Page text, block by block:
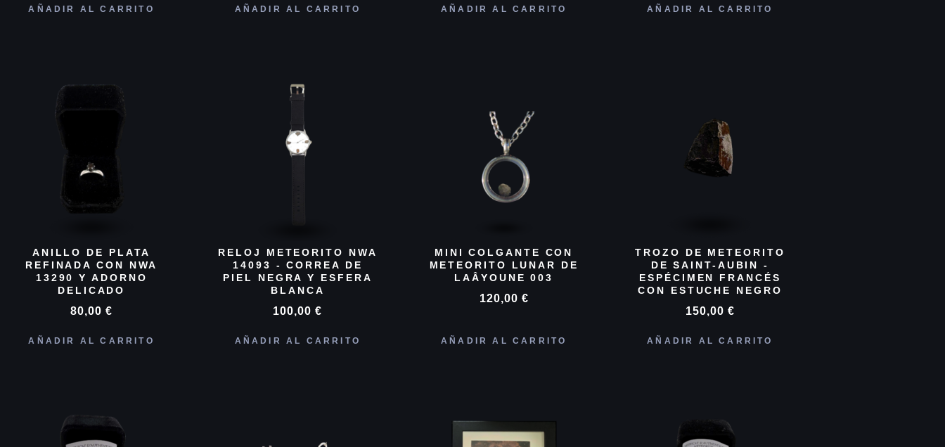
AÑADIR AL CARRITO AÑADIR AL CARRITO AÑADIR AL CARRITO AÑADIR AL CARRITO
ANILLO DE PLATA
REFINADA CON NWA
13290 Y ADORNO
DELICADO
80,00€
AÑADIR AL CARRITO
RELOJ METEORITO NWA
14093 - CORREA DE
PIEL NEGRA Y ESFERA
BLANCA
100,00€
AÑADIR AL CARRITO
MINI COLGANTE CON
METEORITO LUNAR DE
LAÂYOUNE 003
120,00 €
AÑADIR AL CARRITO
TROZO DE METEORITO
DE SAINT-AUBIN -
ESPÉCIMEN FRANCÉS
CON ESTUCHE NEGRO
150,00 €
AÑADIR AL CARRITO